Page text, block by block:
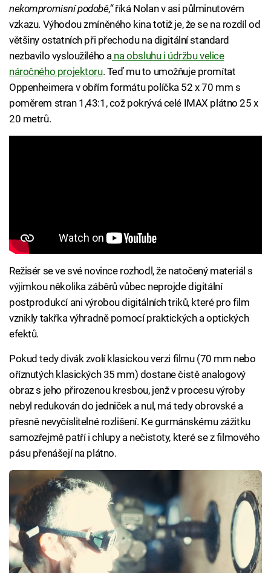
nekompromisní podobě,“říká Nolan v asi půlminutovém
vzkazu. Výhodou zmíněného kina totiž je, že se na rozdíl od
většiny ostatních při přechodu na digitální standard
nezbavilo vysloužilého ana obsluhu i údržbu velice
náročného projektoru. Teď mu to umožňuje promítat
Oppenheimera v obřím formátu políčka 52 x 70 mm s
poměrem stran 1,43:1, což pokrývá celé IMAX plátno 25 x
20 metrů.
Režisér se ve své novince rozhodl, že natočený materiál s
výjimkou několika záběrů vůbec neprojde digitální
postprodukcí ani výrobou digitálních triků, které pro film
vznikly takřka výhradně pomocí praktických a optických
efektů.
Pokud tedy divák zvolí klasickou verzi filmu (70 mm nebo
oříznutých klasických 35 mm) dostane čistě analogový
obraz s jeho přirozenou kresbou, jenž v procesu výroby
nebyl redukován do jedniček a nul, má tedy obrovské a
přesně nevyčíslitelné rozlišení. Ke gurmánskému zážitku
samozřejmě patří i chlupy a nečistoty, které se z filmového
pásu přenášejí na plátno.